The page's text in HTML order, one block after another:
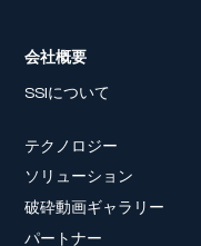
会社概要
SSIについて
テクノロジー
ソリューション
破砕動画ギャラリー
パートナー